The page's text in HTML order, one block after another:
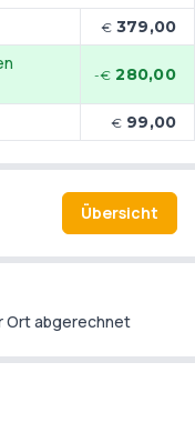
€ 379,00
-€ 280,00
€ 99,00
Übersicht
Ort abgerechnet